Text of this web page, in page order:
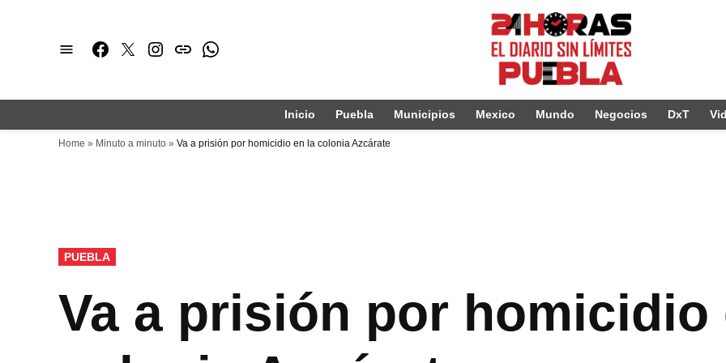
Facebook
TwitterInstagram
issuuWhatsapp
Inicio Puebla Municipios Mexico Mundo Negocios DxT
Home » Minuto a minuto » Va a prisión por homicidio en la colonia Azcárate
PUBLICADO
EN
PUEBLA
Va a prisión por homicidio